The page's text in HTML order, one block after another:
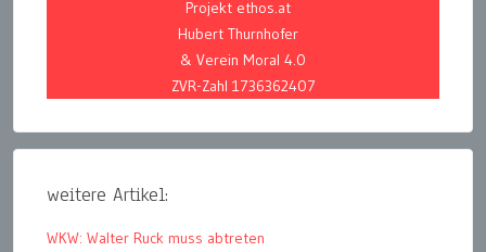
Projekt ethos.at
Hubert Thurnhofer
& Verein Moral 4.0
ZVR-Zahl 1736362407
weitere Artikel:
WKW: Walter Ruck muss abtreten